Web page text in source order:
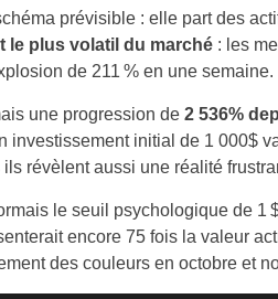
prévisible : elle part des
le plus volatil du marché: les
de 211 % en une semaine.
une progression de 2 536%
investissement initial de 1 000$
révèlent aussi une réalité
le seuil psychologique de 1
encore 75 fois la valeur
des couleurs en octobre et